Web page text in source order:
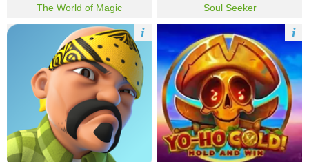
The World of Magic Soul Seeker
i i